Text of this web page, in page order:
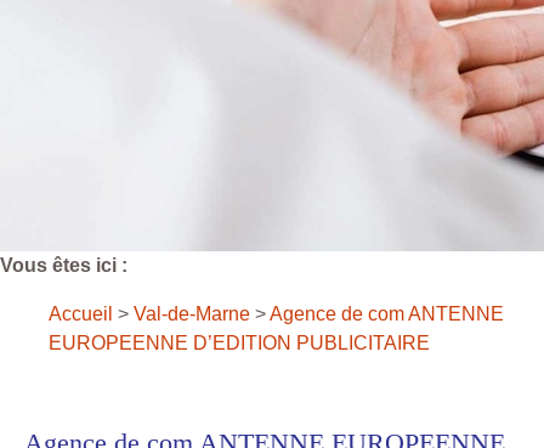
Vous êtes ici :
Accueil > Val-de-Marne >Agence de com ANTENNE
EUROPEENNE D’EDITION PUBLICITAIRE